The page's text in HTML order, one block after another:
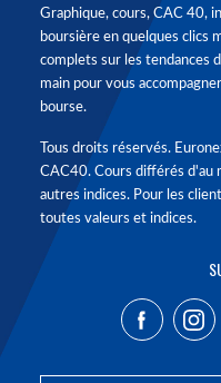
Graphique, cours, CAC 40,
boursière en quelques clics
complets sur les tendances
main pour vous
bourse.
Tous droits réservés.
CAC40. Cours différés d'au
autres indices. Pour les
toutes valeurs et indices.